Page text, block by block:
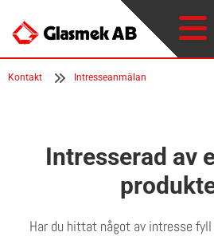
Kontakt Intresseanmälan
Intresserad av
Har du hittat något av intresse